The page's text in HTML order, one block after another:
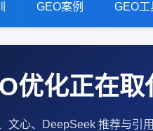
GEO案例 GEO工
优化正在取
心、DeepSeek 推荐与引